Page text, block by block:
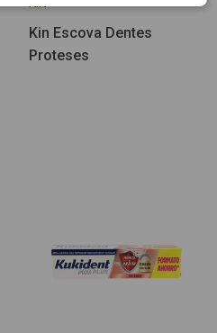
Kin Escova Dentes
Proteses